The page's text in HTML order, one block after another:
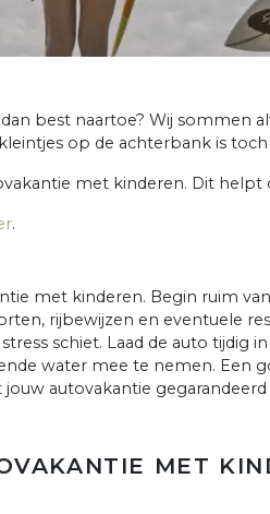
best naartoe? Wij sommen
op de achterbank is
met kinderen. Dit
.
met kinderen. Begin ruim
rijbewijzen en eventuele
schiet. Laad de auto
water mee te nemen. Een
autovakantie gegarandeerd
MET